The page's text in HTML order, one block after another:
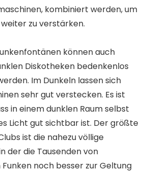
kombiniert werden, um
zu verstärken.
können auch
Diskotheken bedenkenlos
Im Dunkeln lassen sich
sehr gut verstecken. Es ist
in einem dunklen Raum selbst
Licht gut sichtbar ist. Der größte
ist die nahezu völlige
der die Tausenden von
noch besser zur Geltung